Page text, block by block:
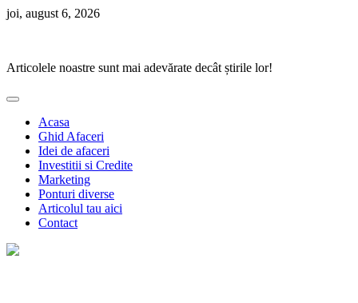
Skip
joi, august 6, 2026
Articolele noastre sunt mai adevărate decât știrile lor!
Acasa
Ghid Afaceri
Idei de afaceri
Investitii si Credite
Marketing
Ponturi diverse
Articolul tau aici
Contact